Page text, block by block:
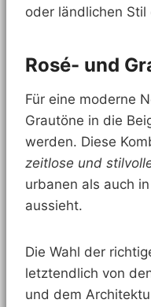
oder ländlichen Stil
Rosé- und
Für eine moderne
Grautöne in die
werden. Diese
zeitlose und
urbanen als auch
aussieht.
Die Wahl der
letztendlich von
und dem